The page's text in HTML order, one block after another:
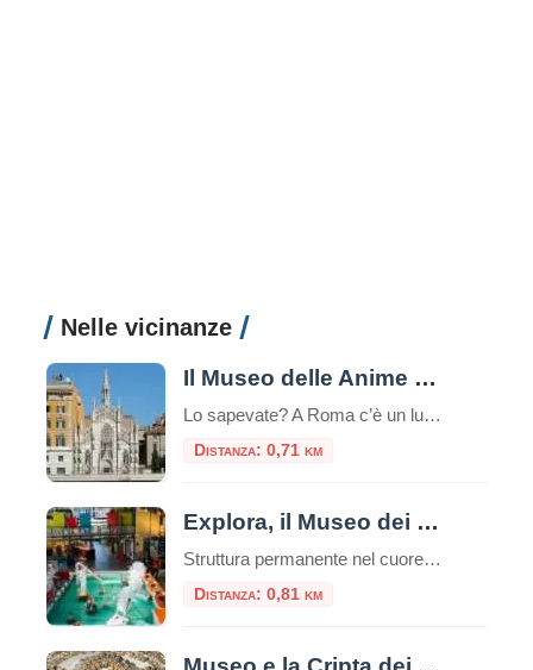
Nelle vicinanze
Il Museo delle Anime del Purgatorio
Lo sapevate? A Roma c’è un luogo unico e inquietante: il Museo delle Anime del Purgatorio. Il museo delle anime del Purgatorio è un’esposizione di documenti e testimonianze allestita in un locale adiacente alla sacrestia della piccola chiesa neogotica del Sacro Cuore del Suffragio a Roma. Tali documenti proverebbero l’esistenza del Purgatorio. La chiesa del […]
Distanza: 0,71 km
Explora, il Museo dei Bambini
Struttura permanente nel cuore di Roma, Explora il Museo dei Bambini attiva dal 2001, è dedicata a bambine e bambini da 0 a 11 anni.Da oltre 20 anni, è il punto di riferimento per l’educazione informale e le attività creative per le famiglie, le scuole e il mondo dell’infanzia. Uno spazio in cui l’esplorazione e […]
Distanza: 0,81 km